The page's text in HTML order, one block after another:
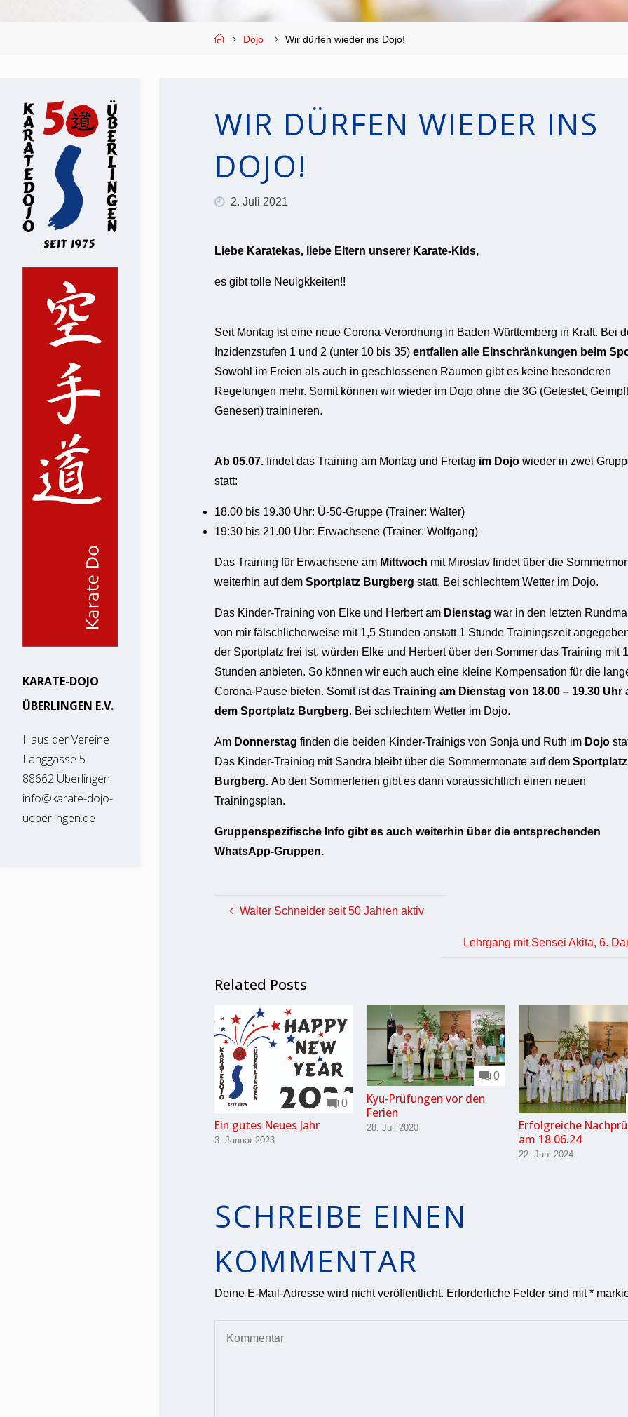
StartDojo Wir dürfen wieder ins Dojo!
WIR DÜRFEN WIEDER INS
DOJO!
2. Juli 2021
Liebe Karatekas, liebe Eltern unserer Karate-Kids,
es gibt tolle Neuigkkeiten!!
Seit Montag ist eine neue Corona-Verordnung in Baden-Württemberg in Kraft. Bei
Inzidenzstufen 1 und 2 (unter 10 bis 35) entfallen alle Einschränkungen beim
Sowohl im Freien als auch in geschlossenen Räumen gibt es keine besonderen
Regelungen mehr. Somit können wir wieder im Dojo ohne die 3G (Getestet,
Genesen) trainineren.
Ab 05.07.findet das Training am Montag und Freitag im Dojowieder in zwei
statt:
18.00 bis 19.30 Uhr: Ü-50-Gruppe (Trainer: Walter)
19:30 bis 21.00 Uhr: Erwachsene (Trainer: Wolfgang)
Das Training für Erwachsene am Mittwoch mit Miroslav findet über die
weiterhin auf dem Sportplatz Burgberg statt. Bei schlechtem Wetter im Dojo.
Das Kinder-Training von Elke und Herbert am Dienstag war in den letzten
von mir fälschlicherweise mit 1,5 Stunden anstatt 1 Stunde Trainingszeit
der Sportplatz frei ist, würden Elke und Herbert über den Sommer das Training mit
Stunden anbieten. So können wir euch auch eine kleine Kompensation für die
Corona-Pause bieten. Somit ist das Training am Dienstag von 18.00 – 19.30 Uhr
dem Sportplatz Burgberg. Bei schlechtem Wetter im Dojo.
Am Donnerstag finden die beiden Kinder-Trainigs von Sonja und Ruth im Dojo
Das Kinder-Training mit Sandra bleibt über die Sommermonate auf dem Sportplatz
Burgberg.Ab den Sommerferien gibt es dann voraussichtlich einen neuen
Trainingsplan.
Gruppenspezifische Info gibt es auch weiterhin über die entsprechenden
WhatsApp-Gruppen.
Walter Schneider seit 50 Jahren aktiv
Lehrgang mit Sensei Akita, 6.
Related Posts
0
Ein gutes Neues Jahr
3. Januar 2023
0
Kyu-Prüfungen vor den
Ferien
28. Juli 2020
Erfolgreiche
am 18.06.24
22. Juni 2024
SCHREIBE EINEN
KOMMENTAR
Deine E-Mail-Adresse wird nicht veröffentlicht. Erforderliche Felder sind mit*
KARATE-DOJO
ÜBERLINGEN E.V.
Haus der Vereine
Langgasse 5
88662 Überlingen
info@karate-dojo-
ueberlingen.de